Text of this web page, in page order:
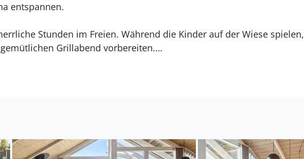
entspannen.
Stunden im Freien. Während die Kinder auf der Wiese spielen,
Grillabend vorbereiten.
Natur mit guten kinderfreundlichen Stränden. Die Insel ist auch ein
Geschäften sollten Sie sich nicht entgehen lassen.